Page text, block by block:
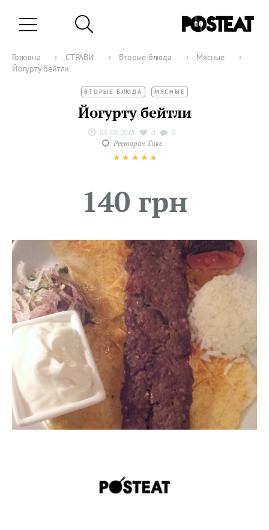
Головна › СТРАВИ › Вторые блюда › Мясные
›
Йогурту бейтли
ВТОРЫЕ БЛЮДА МЯСНЫЕ
Йогурту бейтли
03-03-2015 0
0
Ресторан Тике
★
★
★
★
★
140 грн